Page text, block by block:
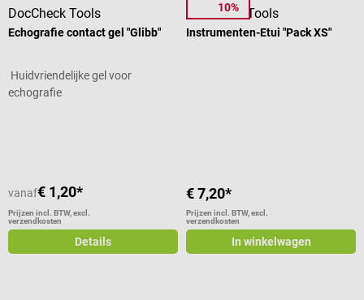
DocCheck Tools
Echografie contact gel "Glibb"
Huidvriendelijke gel voor
echografie
vanaf€ 1,20*
Prijzen incl. BTW, excl.
verzendkosten
Details
10%
DocCheck Tools
Instrumenten-Etui "Pack XS"
€ 7,20*
Prijzen incl. BTW, excl.
verzendkosten
In winkelwagen